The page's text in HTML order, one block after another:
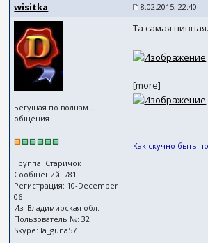
wisitka 8.02.2015, 22:40
Бегущая по волнам...
общения
Группа: Старичок
Сообщений: 781
Регистрация: 10-December
06
Из: Владимирская обл.
Пользователь №: 32
Skype: la_guna57
Та самая
[more]
--------------------
Как скучно быть